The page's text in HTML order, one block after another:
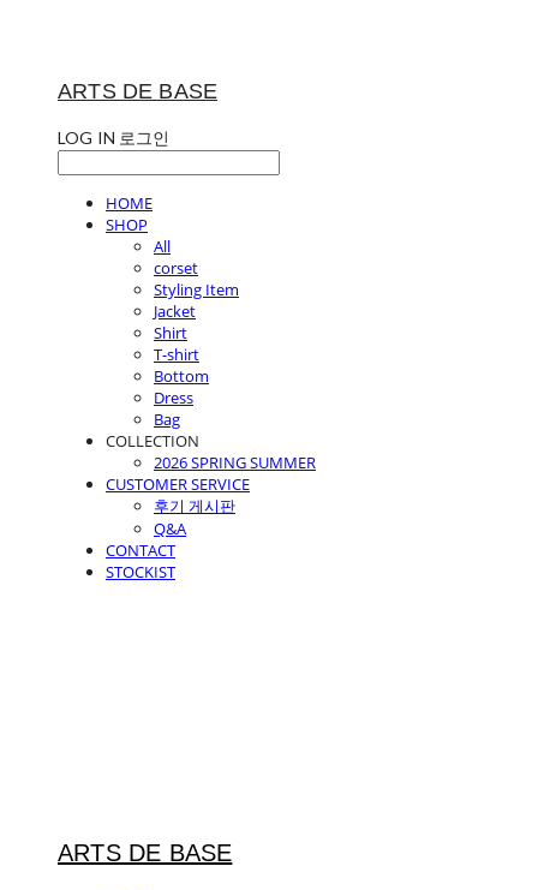
ARTS DE BASE
LOG IN 로그인
HOME
SHOP
All
corset
Styling Item
Jacket
Shirt
T-shirt
Bottom
Dress
Bag
COLLECTION
2026 SPRING SUMMER
CUSTOMER SERVICE
후기 게시판
Q&A
CONTACT
STOCKIST
ARTS DE BASE